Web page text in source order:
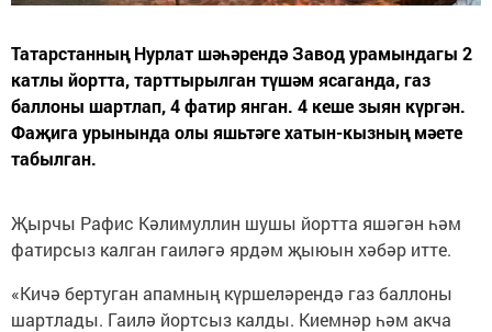
Татарстанның Нурлат шәһәрендә Завод урамындагы 2
катлы йортта, тарттырылган түшәм ясаганда, газ
баллоны шартлап, 4 фатир янган. 4 кеше зыян күргән.
Фаҗига урынында олы яшьтәге хатын-кызның мәете
табылган.
Җырчы Рафис Кәлимуллин шушы йортта яшәгән һәм
фатирсыз калган гаиләгә ярдәм җыюын хәбәр итте.
«Кичә бертуган апамның күршеләрендә газ баллоны
шартлады. Гаилә йортсыз калды. Киемнәр һәм акча